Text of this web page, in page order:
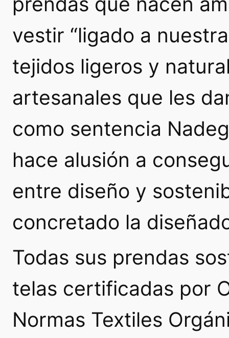
vestir “ligado a
tejidos ligeros y
artesanales que les
como sentencia
hace alusión a
entre diseño y
concretado la
Todas sus prendas
telas certificadas por
Normas Textiles